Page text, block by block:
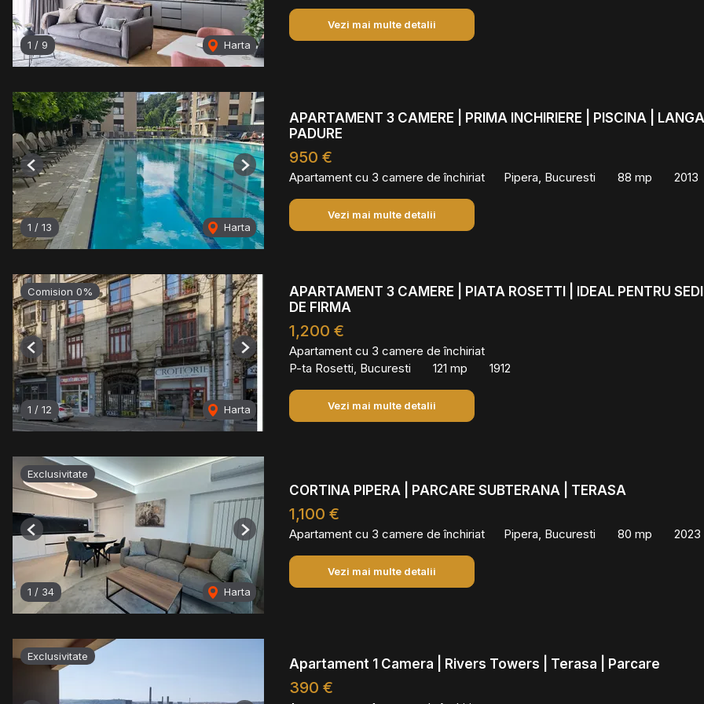
1 / 9 Harta
Vezi mai multe detalii
1 / 13 Harta
Previous Next
APARTAMENT 3 CAMERE | PRIMA INCHIRIERE | PISCINA | LANGA
PADURE
950 €
Apartament cu 3 camere de închiriat Pipera, Bucuresti 88 mp 2013
Vezi mai multe detalii
Comision 0%
1 / 12 Harta
Previous Next
APARTAMENT 3 CAMERE | PIATA ROSETTI | IDEAL PENTRU
DE FIRMA
1,200 €
Apartament cu 3 camere de închiriat
P-ta Rosetti, Bucuresti
121 mp 1912
Vezi mai multe detalii
Exclusivitate
1 / 34 Harta
Previous Next
CORTINA PIPERA | PARCARE SUBTERANA | TERASA
1,100 €
Apartament cu 3 camere de închiriat Pipera, Bucuresti 80 mp 2023
Vezi mai multe detalii
Exclusivitate Apartament 1 Camera | Rivers Towers | Terasa | Parcare
390 €